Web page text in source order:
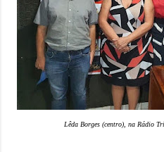
Lêda Borges (centro), na Rádio